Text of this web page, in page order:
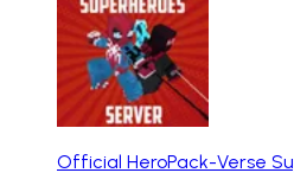
Official HeroPack-Verse